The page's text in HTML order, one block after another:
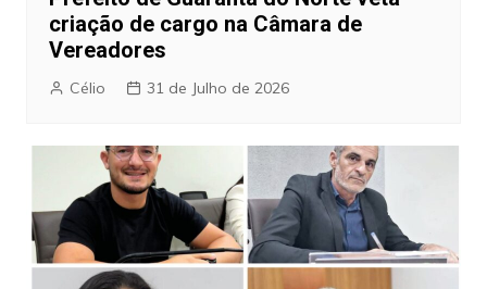
criação de cargo na Câmara de
Vereadores
Célio 31 de Julho de 2026